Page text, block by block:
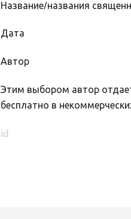
Название/названия
Дата
Автор
Этим выбором автор
бесплатно в
id